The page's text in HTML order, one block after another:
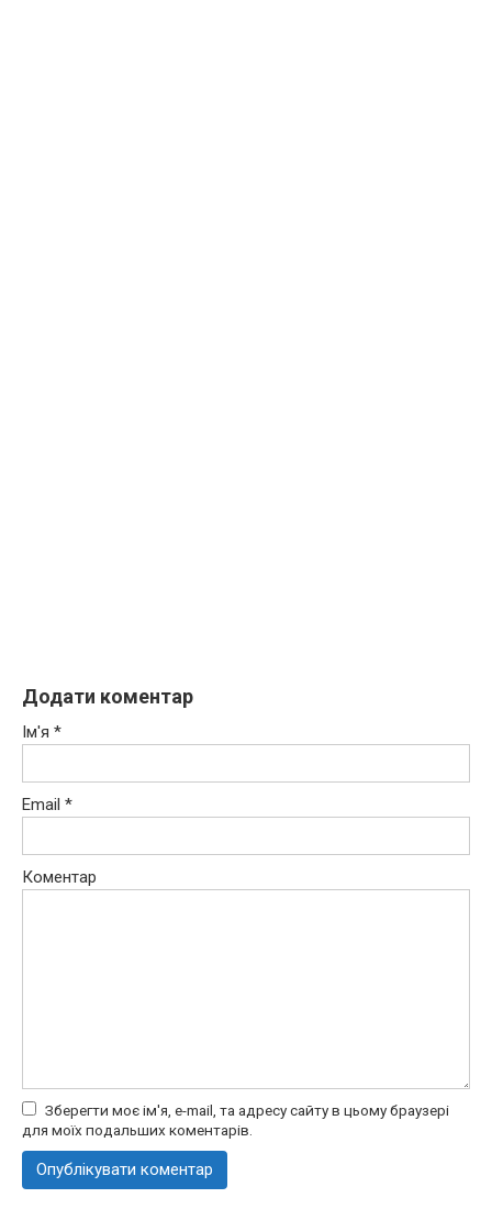
Додати коментар
Ім'я *
Email *
Коментар
Зберегти моє ім'я, e-mail, та адресу сайту в цьому браузері
для моїх подальших коментарів.